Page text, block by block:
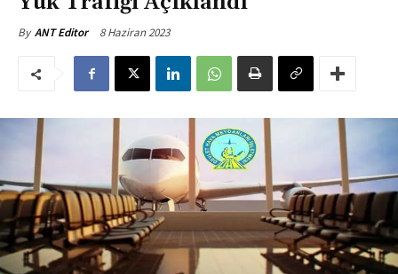
By ANT Editor 8 Haziran 2023